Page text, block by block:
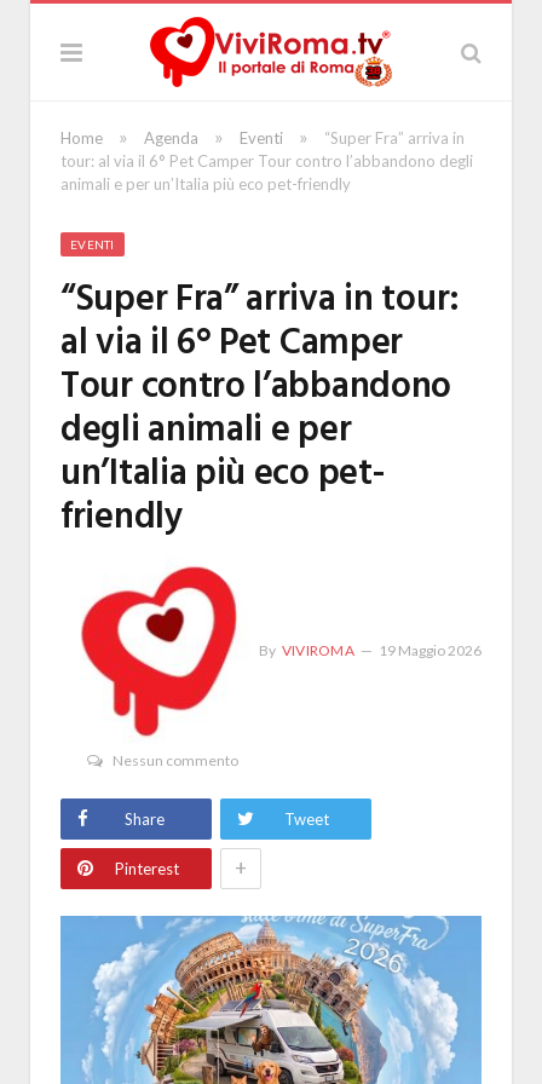
Home » Agenda » Eventi »
“Super Fra” arriva in
tour: al via il 6° Pet Camper Tour contro l’abbandono degli
animali e per un’Italia più eco pet-friendly
EVENTI
“Super Fra” arriva in tour:
al via il 6° Pet Camper
Tour contro l’abbandono
degli animali e per
un’Italia più eco pet-
friendly
By VIVIROMA 19 Maggio 2026
Nessun commento
Share Tweet
Pinterest +